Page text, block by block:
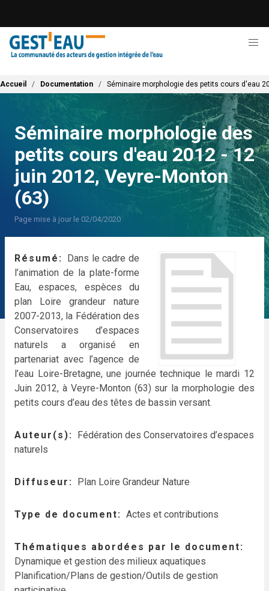
contenu
principal
Fil d'Ariane
Accueil Documentation Séminaire morphologie des petits cours d'eau
Séminaire morphologie des
petits cours d'eau 2012 - 12
juin 2012, Veyre-Monton
(63)
Page mise à jour le 02/04/2020
Résumé
Dans le cadre de
l’animation de la plate-forme
Eau, espaces, espèces du
plan Loire grandeur nature
2007-2013, la Fédération des
Conservatoires d’espaces
naturels a organisé en
partenariat avec l’agence de
l’eau Loire-Bretagne, une journée technique le mardi 12
Juin 2012, à Veyre-Monton (63) sur la morphologie des
petits cours d’eau des têtes de bassin versant.
Auteur(s)
Fédération des Conservatoires d’espaces
naturels
Diffuseur Plan Loire Grandeur Nature
Type de document Actes et contributions
Thématiques abordées par le document
Dynamique et gestion des milieux aquatiques
Planification/Plans de gestion/Outils de gestion